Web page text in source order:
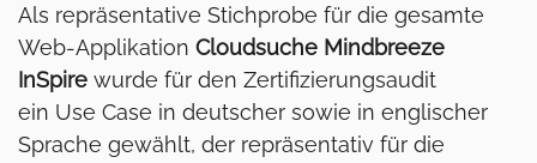
Als repräsentative Stichprobe für die gesamte
Web-Applikation Cloudsuche Mindbreeze
InSpire wurde für den Zertifizierungsaudit
ein Use Case in deutscher sowie in englischer
Sprache gewählt, der repräsentativ für die